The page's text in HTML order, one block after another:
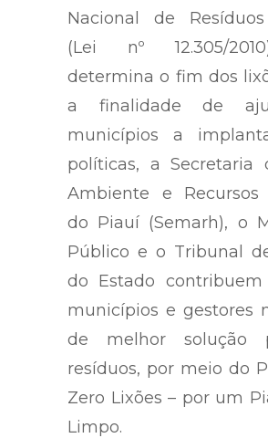
Nacional de
(Lei nº 12.305/
determina o fim dos
a finalidade de
municípios a
políticas, a Secretaria
Ambiente e Recursos
do Piauí (Semarh), o
Público e o Tribunal
do Estado
municípios e gestores
de melhor solução
resíduos, por meio do
Zero Lixões – por um
Limpo.